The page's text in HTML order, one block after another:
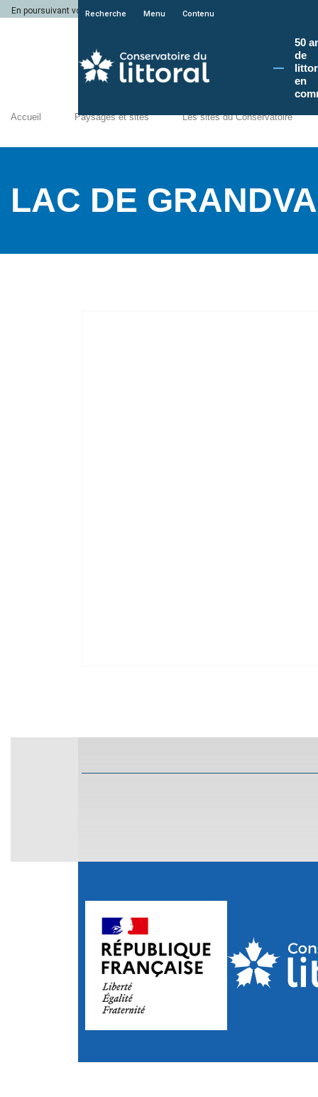
En poursuivant votre navigation sur le site du Conservatoire du littoral, vous
Recherche Menu Contenu
50
de
en
Accueil Paysages et sites Les sites du Conservatoire
LAC DE